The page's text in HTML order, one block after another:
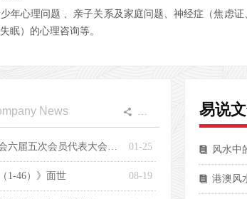
News 끖 更多
01-25
河北省周易研究会六届五次会员代表大会（乙巳年会）举行
08-19
1-46）》面世
易说
뀴 风水中
뀴 港澳风
年心理问题 、亲子关系及家庭问题、神经症（焦虑证
眠）的心理咨询等。